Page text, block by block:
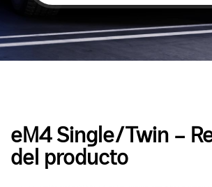
eM4 Single/Twin –
del producto